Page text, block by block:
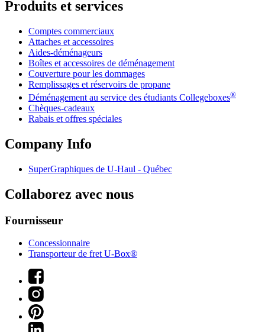
Produits et services
Comptes commerciaux
Attaches et accessoires
Aides-déménageurs
Boîtes et accessoires de déménagement
Couverture pour les dommages
Remplissages et réservoirs de propane
Déménagement au service des étudiants Collegeboxes®
Chèques-cadeaux
Rabais et offres spéciales
Company Info
SuperGraphiques de U-Haul - Québec
Collaborez avec nous
Fournisseur
Concessionnaire
Transporteur de fret U-Box®